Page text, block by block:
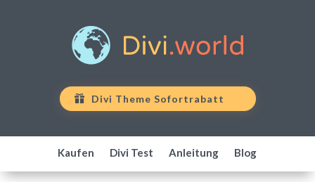
Divi Theme Sofortrabatt
Kaufen Divi Test Anleitung Blog